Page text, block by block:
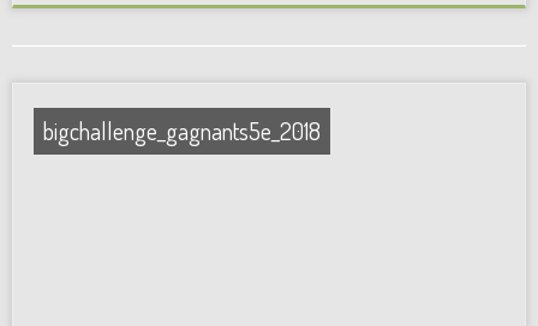
bigchallenge_gagnants5e_2018